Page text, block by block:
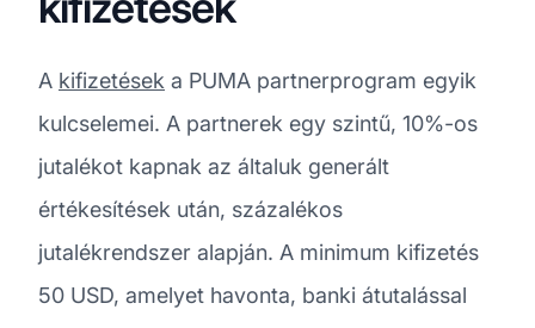
A kifizetések a PUMA partnerprogram egyik
kulcselemei. A partnerek egy szintű, 10%-os
jutalékot kapnak az általuk generált
értékesítések után, százalékos
jutalékrendszer alapján. A minimum kifizetés
50 USD, amelyet havonta, banki átutalással